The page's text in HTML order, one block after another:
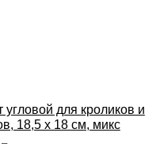
угловой для кроликов и
18,5 х 18 см, микс